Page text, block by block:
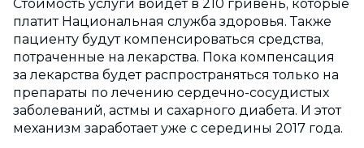
Стоимость услуги войдет в 210 гривень, которые
платит Национальная служба здоровья. Также
пациенту будут компенсироваться средства,
потраченные на лекарства. Пока компенсация
за лекарства будет распространяться только на
препараты по лечению сердечно-сосудистых
заболеваний, астмы и сахарного диабета. И этот
механизм заработает уже с середины 2017 года.